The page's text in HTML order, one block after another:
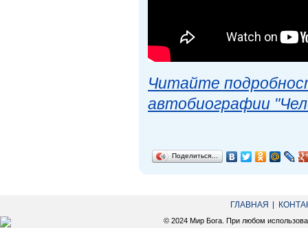
Читайте
автобиографии
Поделиться…
ГЛАВНАЯ
© 2024 Мир Бога. При любом